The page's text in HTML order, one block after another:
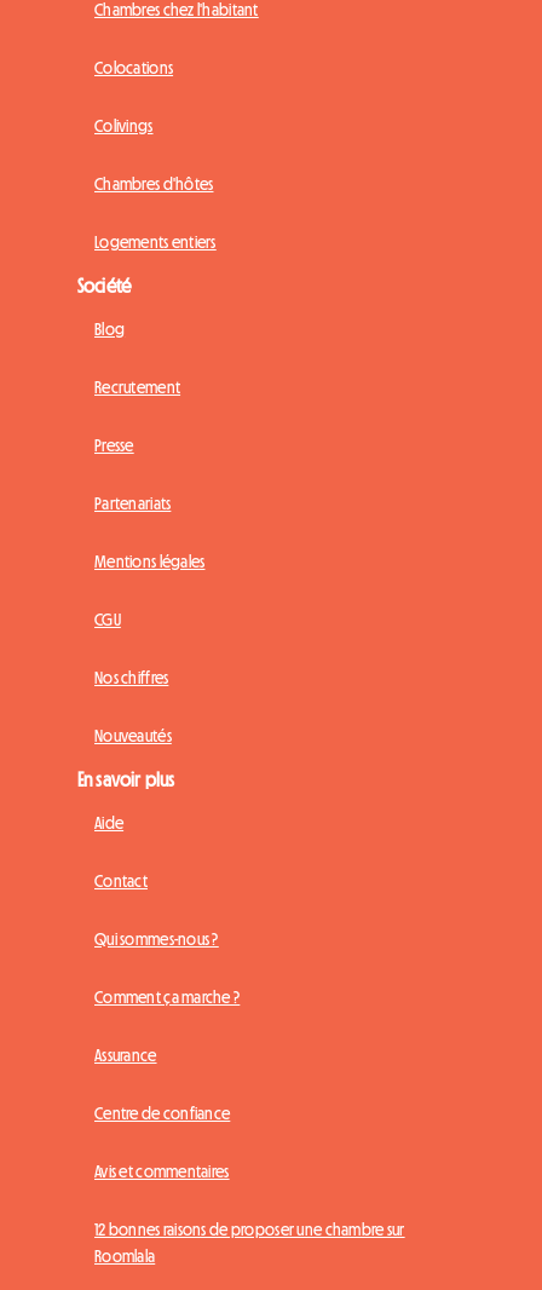
Chambres chez l'habitant
Colocations
Colivings
Chambres d'hôtes
Logements entiers
Société
Blog
Recrutement
Presse
Partenariats
Mentions légales
CGU
Nos chiffres
Nouveautés
En savoir plus
Aide
Contact
Qui sommes-nous ?
Comment ça marche ?
Assurance
Centre de confiance
Avis et commentaires
12 bonnes raisons de proposer une chambre sur
Roomlala